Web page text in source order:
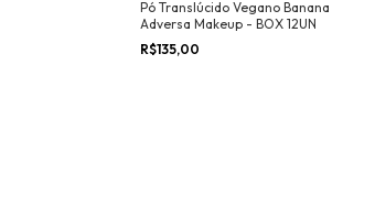
Pó Translúcido Vegano Banana
Adversa Makeup - BOX 12UN
R$135,00